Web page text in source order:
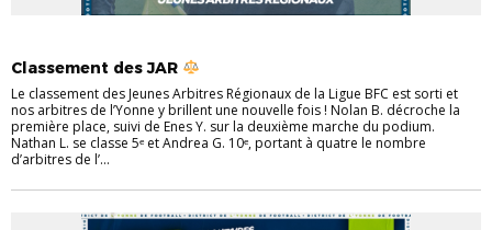
Classement des JAR
Le classement des Jeunes Arbitres Régionaux de la Ligue BFC est sorti et
nos arbitres de l’Yonne y brillent une nouvelle fois ! Nolan B. décroche la
première place, suivi de Enes Y. sur la deuxième marche du podium.
Nathan L. se classe 5ᵉ et Andrea G. 10ᵉ, portant à quatre le nombre
d’arbitres de l’...